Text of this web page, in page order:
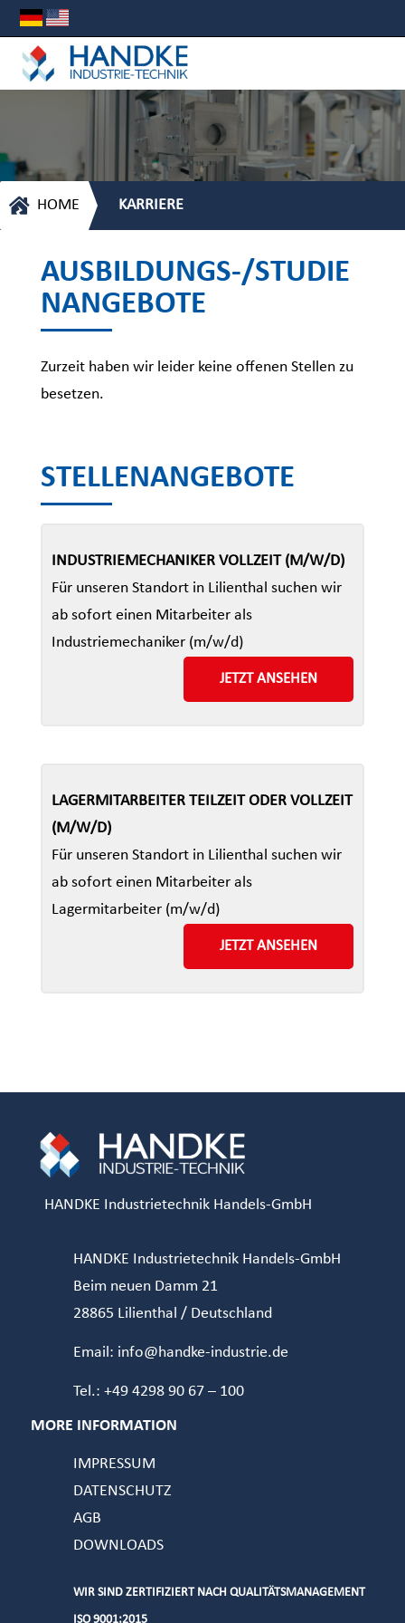
 HOME KARRIERE
AUSBILDUNGS-/STUDIE
NANGEBOTE
Zurzeit haben wir leider keine offenen Stellen zu
besetzen.
STELLENANGEBOTE
INDUSTRIEMECHANIKER VOLLZEIT (M/W/D)
Für unseren Standort in Lilienthal suchen wir
ab sofort einen Mitarbeiter als
Industriemechaniker (m/w/d)
JETZT ANSEHEN
LAGERMITARBEITER TEILZEIT ODER VOLLZEIT
(M/W/D)
Für unseren Standort in Lilienthal suchen wir
ab sofort einen Mitarbeiter als
Lagermitarbeiter (m/w/d)
JETZT ANSEHEN
HANDKE Industrietechnik Handels-GmbH
HANDKE Industrietechnik Handels-GmbH
Beim neuen Damm 21
28865 Lilienthal / Deutschland
Email: info@handke-industrie.de
Tel.: +49 4298 90 67 – 100
MORE INFORMATION
IMPRESSUM
DATENSCHUTZ
AGB
DOWNLOADS
WIR SIND ZERTIFIZIERT NACH QUALITÄTSMANAGEMENT
ISO 9001:2015